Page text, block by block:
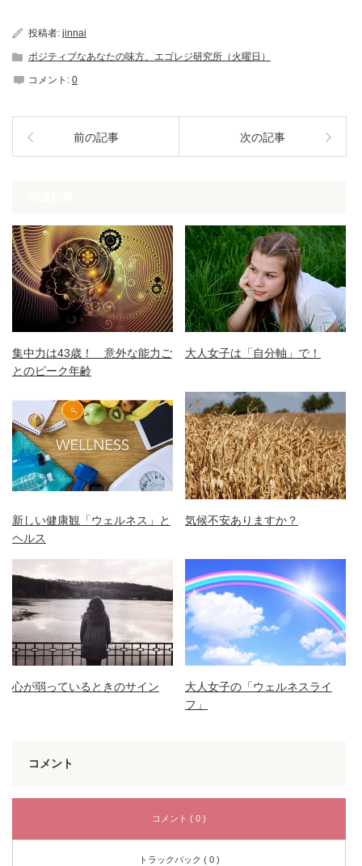
投稿者: jinnai
ポジティブなあなたの味方、エゴレジ研究所（火曜日）
コメント: 0
前の記事 次の記事
集中力は43歳！ 意外な能力ご
とのピーク年齢
大人女子は「自分軸」で！
新しい健康観「ウェルネス」と
ヘルス
気候不安ありますか？
心が弱っているときのサイン
大人女子の「ウェルネスライ
フ」
コメント
コメント ( 0 )
トラックバック ( 0 )